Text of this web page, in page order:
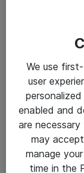
We use
user
enabled and
are
may
manage
time in the